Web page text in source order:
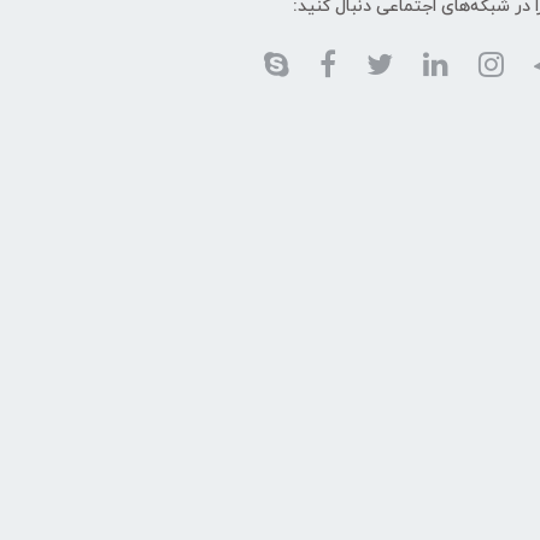
در شبکه‌های اجتماعی دنبال کنید: